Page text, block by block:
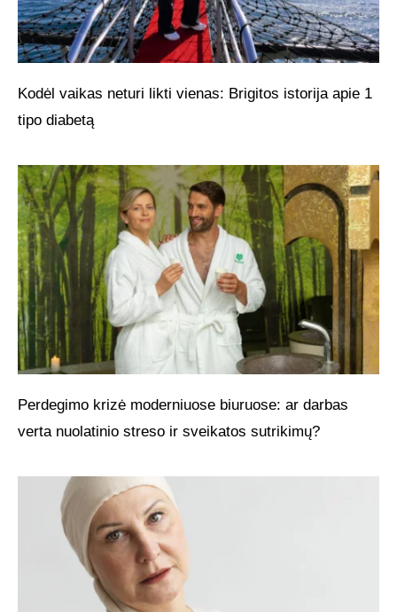
Kodėl vaikas neturi likti vienas: Brigitos istorija apie 1
tipo diabetą
Perdegimo krizė moderniuose biuruose: ar darbas
verta nuolatinio streso ir sveikatos sutrikimų?